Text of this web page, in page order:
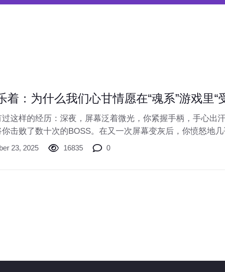
着：为什么我们心甘情愿在“魂系”游戏里“
这样的经历：深夜，屏幕泛着微光，你紧握手柄，手心出
击败了数十次的BOSS。在又一次屏幕变灰后，你愤怒地几
吸几下，你又按下了“复活”键，心中默念：“就最后一次”。
23, 2025 16835 0